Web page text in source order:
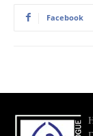
Facebook